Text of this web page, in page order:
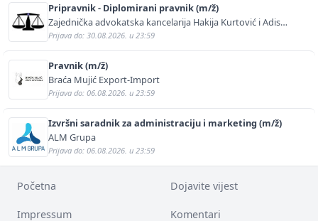
Pripravnik - Diplomirani pravnik (m/ž)
Zajednička advokatska kancelarija Hakija Kurtović i Adis
Kurtović
Prijava do: 30.08.2026. u 23:59
Pravnik (m/ž)
Braća Mujić Export-Import
Prijava do: 06.08.2026. u 23:59
Izvršni saradnik za administraciju i marketing (m/ž)
ALM Grupa
Prijava do: 06.08.2026. u 23:59
Početna Dojavite vijest
Impressum Komentari